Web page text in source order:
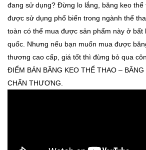
đang sử dụng? Đừng lo lắng, băng keo thể
được sử dụng phổ biến trong ngành thể
toàn có thể mua được sản phẩm này ở bất
quốc. Nhưng nếu bạn muốn mua được
thương cao cấp, giá tốt thì đừng bỏ qua
ĐIỂM BÁN BĂNG KEO THỂ THAO –
CHẤN THƯƠNG.